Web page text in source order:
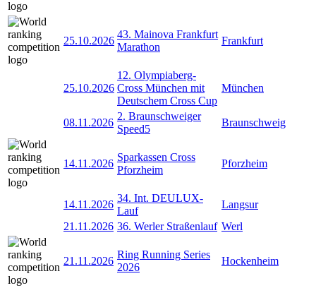
25.10.2026
43. Mainova Frankfurt
Marathon
Frankfurt
25.10.2026
12. Olympiaberg-
Cross München mit
Deutschem Cross Cup
München
08.11.2026
2. Braunschweiger
Speed5
Braunschweig
14.11.2026
Sparkassen Cross
Pforzheim
Pforzheim
14.11.2026
34. Int. DEULUX-
Lauf
Langsur
21.11.2026 36. Werler Straßenlauf Werl
21.11.2026
Ring Running Series
2026
Hockenheim